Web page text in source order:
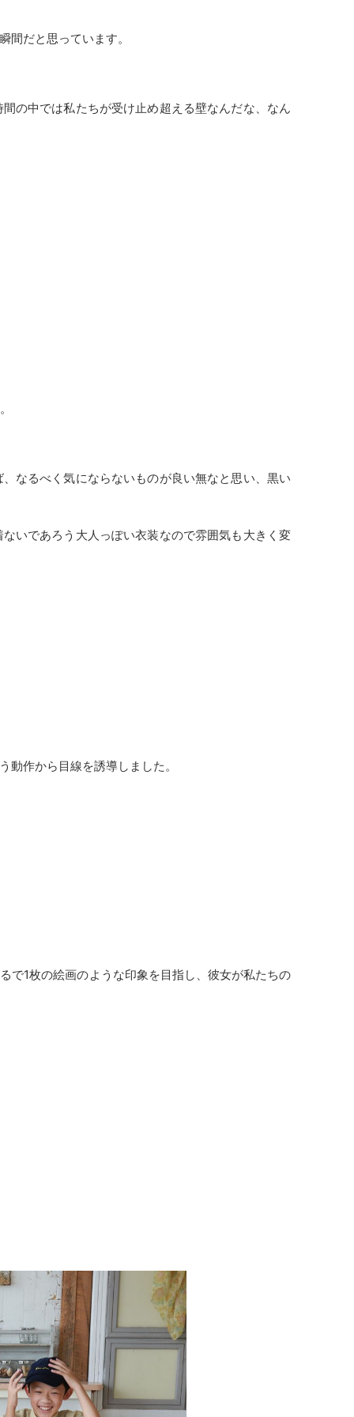
間だと思っています。
の中では私たちが受け止め超える壁なんだな、なん
なるべく気にならないものが良い無なと思い、黒い
いであろう大人っぽい衣装なので雰囲気も大きく変
作から目線を誘導しました。
で1枚の絵画のような印象を目指し、彼女が私たちの